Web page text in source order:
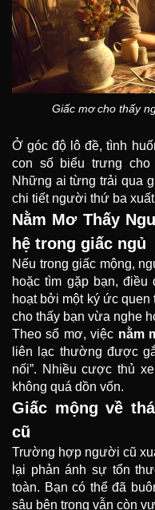
Giấc mơ cho thấy
Ở góc độ lô đề, tình
con số biểu trưng
Những ai từng trải qua
chi tiết người thứ ba
Nằm Mơ Thấy
hệ trong giấc ngủ
Nếu trong giấc mộng,
hoặc tìm gặp bạn,
hoạt bởi một ký ức
cho thấy bạn vừa nghe
Theo sổ mơ, việc nằm
liên lạc thường được
nối”. Nhiều cược thủ
không quá dồn vốn.
Giấc mộng về
cũ
Trường hợp người cũ
lại phản ánh sự tổn
toàn. Bạn có thể đã
sâu bên trong vẫn còn